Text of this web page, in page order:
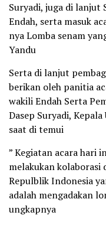
Suryadi, juga di lanjut
Endah, serta masuk
nya Lomba senam
Yandu
Serta di lanjut
berikan oleh panitia
wakili Endah Serta
Dasep Suryadi,
saat di temui
” Kegiatan acara hari
melakukan
Repulblik Indonesia
adalah mengadakan
ungkapnya